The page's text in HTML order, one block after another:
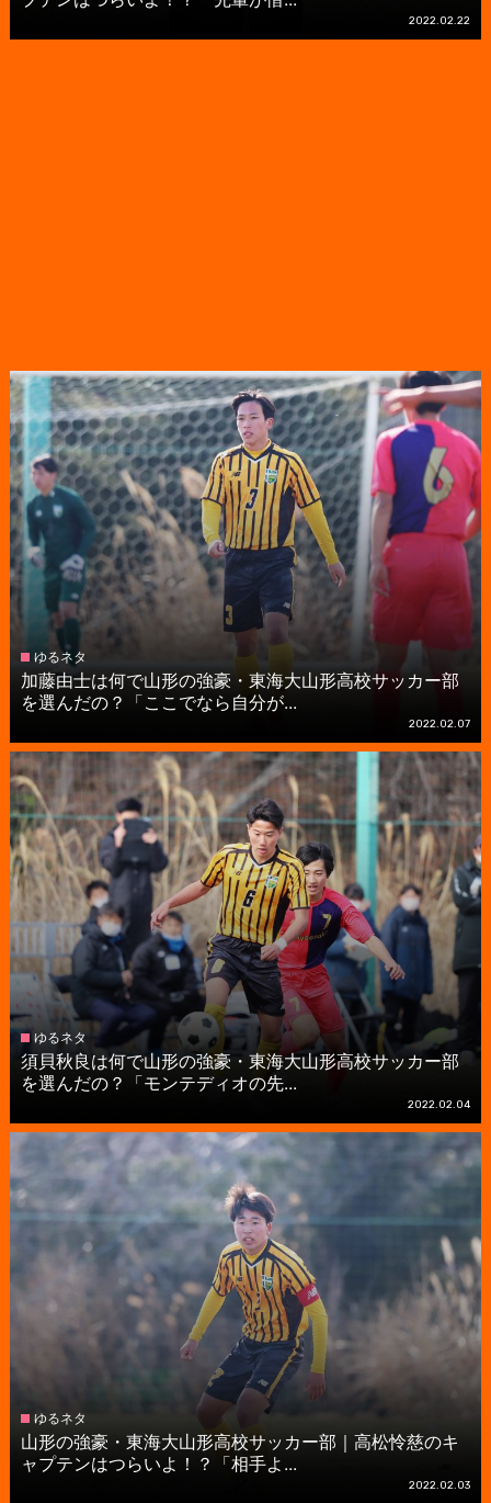
2022.02.22
ゆるネタ
加藤由士は何で山形の強豪・東海大山形高校サッカー部
を選んだの？「ここでなら自分が...
2022.02.07
ゆるネタ
須貝秋良は何で山形の強豪・東海大山形高校サッカー部
を選んだの？「モンテディオの先...
2022.02.04
ゆるネタ
山形の強豪・東海大山形高校サッカー部｜高松怜慈のキ
ャプテンはつらいよ！？「相手よ...
2022.02.03